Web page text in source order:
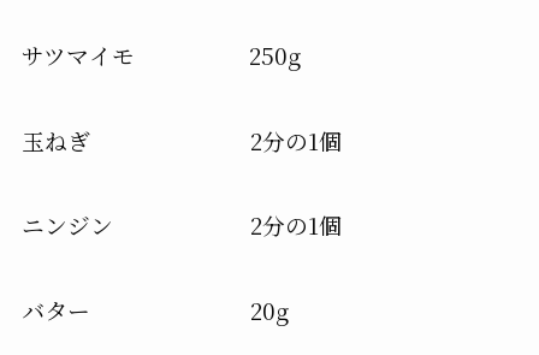
サツマイモ 250g
玉ねぎ 2分の1個
ニンジン 2分の1個
バター 20g